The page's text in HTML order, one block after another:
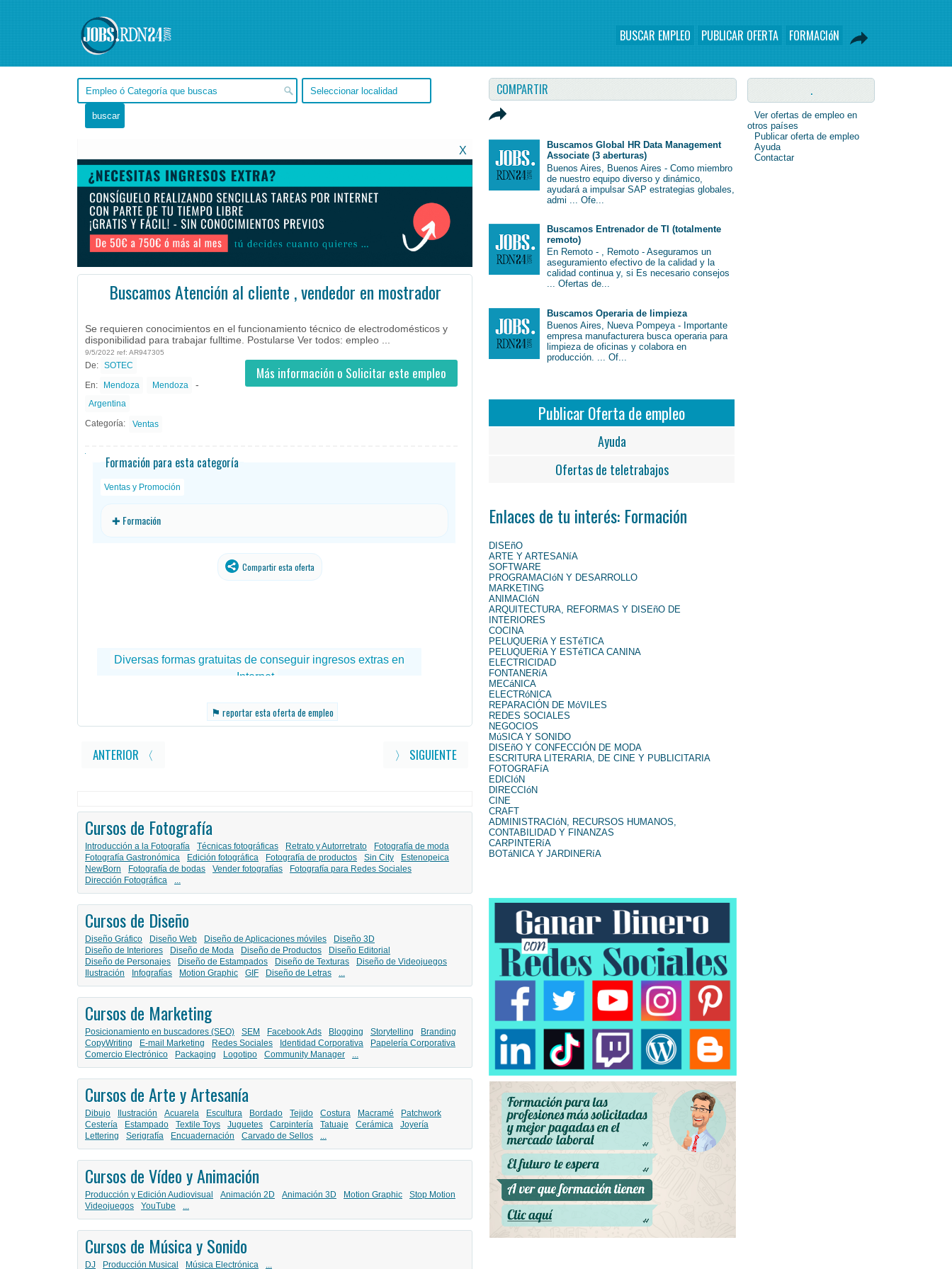
BUSCAR EMPLEO PUBLICAR OFERTA FORMACIóN
X
Buscamos Atención al cliente , vendedor en mostrador
Se requieren conocimientos en el funcionamiento técnico de electrodomésticos y
disponibilidad para trabajar fulltime. Postularse Ver todos: empleo ...
9/5/2022 ref: AR947305
Más información o Solicitar este empleo
De: SOTEC
En: Mendoza Mendoza -
Argentina
Categoría:
Ventas
Formación para esta categoría
Ventas y Promoción
✚ Formación
Compartir esta oferta
⚑ reportar esta oferta de empleo
ANTERIOR 〈 〉 SIGUIENTE
Cursos de Fotografía
Introducción a la Fotografía Técnicas fotográficas Retrato y Autorretrato
Fotografía de moda
Fotografía Gastronómica
Edición fotográfica Fotografía de productos Sin City
Estenopeica
NewBorn
Fotografía de bodas Vender fotografías
Fotografía para Redes Sociales
Dirección Fotográfica
...
Cursos de Diseño
Diseño Gráfico Diseño Web Diseño de Aplicaciones móviles
Diseño 3D
Diseño de Interiores
Diseño de Moda Diseño de Productos
Diseño Editorial
Diseño de Personajes
Diseño de Estampados Diseño de Texturas
Diseño de Videojuegos
Ilustración
Infografías Motion Graphic GIF Diseño de Letras ...
Cursos de Marketing
Posicionamiento en buscadores (SEO) SEM Facebook Ads Blogging Storytelling
Branding
CopyWriting
E-mail Marketing Redes Sociales Identidad Corporativa
Papelería Corporativa
Comercio Electrónico
Packaging Logotipo Community Manager ...
Cursos de Arte y Artesanía
Dibujo Ilustración Acuarela Escultura Bordado Tejido Costura Macramé
Patchwork
Cestería
Estampado Textile Toys Juguetes Carpintería Tatuaje Cerámica
Joyería
Lettering
Serigrafía Encuadernación Carvado de Sellos ...
Cursos de Vídeo y Animación
Producción y Edición Audiovisual Animación 2D Animación 3D Motion Graphic
Stop Motion
Videojuegos
YouTube ...
Cursos de Música y Sonido
DJ Producción Musical Música Electrónica ...
COMPARTIR
Buscamos Global HR Data Management
Associate (3 aberturas)
Buenos Aires, Buenos Aires - Como miembro
de nuestro equipo diverso y dinámico,
ayudará a impulsar SAP estrategias globales,
admi ... Ofe...
Buscamos Entrenador de TI (totalmente
remoto)
En Remoto - , Remoto - Aseguramos un
aseguramiento efectivo de la calidad y la
calidad continua y, si Es necesario consejos
... Ofertas de...
Buscamos Operaria de limpieza
Buenos Aires, Nueva Pompeya - Importante
empresa manufacturera busca operaria para
limpieza de oficinas y colabora en
producción. ... Of...
Publicar Oferta de empleo
Ayuda
Ofertas de teletrabajos
Enlaces de tu interés: Formación
DISEñO
ARTE Y ARTESANíA
SOFTWARE
PROGRAMACIóN Y DESARROLLO
MARKETING
ANIMACIóN
ARQUITECTURA, REFORMAS Y DISEñO DE
INTERIORES
COCINA
PELUQUERíA Y ESTéTICA
PELUQUERíA Y ESTéTICA CANINA
ELECTRICIDAD
FONTANERíA
MECáNICA
ELECTRóNICA
REPARACIÓN DE MóVILES
REDES SOCIALES
NEGOCIOS
MúSICA Y SONIDO
DISEñO Y CONFECCIÓN DE MODA
ESCRITURA LITERARIA, DE CINE Y PUBLICITARIA
FOTOGRAFíA
EDICIóN
DIRECCIóN
CINE
CRAFT
ADMINISTRACIóN, RECURSOS HUMANOS,
CONTABILIDAD Y FINANZAS
CARPINTERíA
BOTáNICA Y JARDINERíA
.
Ver ofertas de empleo en
otros países
Publicar oferta de empleo
Ayuda
Contactar